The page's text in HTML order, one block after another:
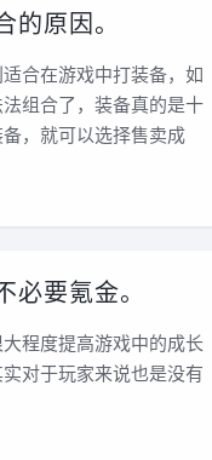
原因。
合在游戏中打装备，如
组合了，装备真的是十
，就可以选择售卖成
要氪金。
程度提高游戏中的成长
对于玩家来说也是没有